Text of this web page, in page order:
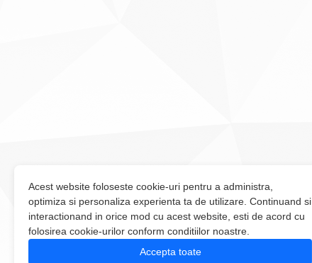
Acest website foloseste cookie-uri pentru a administra,
optimiza si personaliza experienta ta de utilizare. Continuand si
interactionand in orice mod cu acest website, esti de acord cu
folosirea cookie-urilor conform conditiilor noastre.
Accepta toate